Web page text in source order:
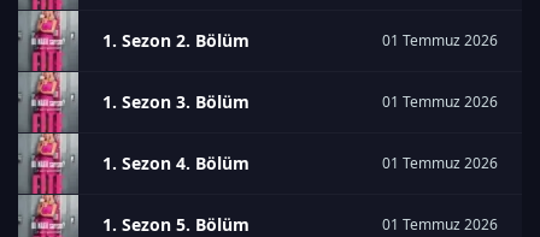
1. Sezon 2. Bölüm 01 Temmuz 2026
1. Sezon 3. Bölüm 01 Temmuz 2026
1. Sezon 4. Bölüm 01 Temmuz 2026
1. Sezon 5. Bölüm 01 Temmuz 2026